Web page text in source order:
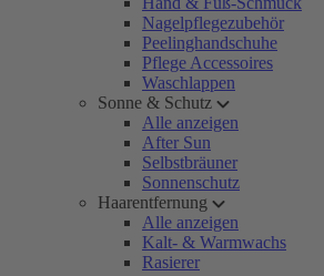
Nagelpflegezubehör
Peelinghandschuhe
Pflege Accessoires
Waschlappen
Sonne & Schutz
Alle anzeigen
After Sun
Selbstbräuner
Sonnenschutz
Haarentfernung
Alle anzeigen
Kalt- & Warmwachs
Rasierer